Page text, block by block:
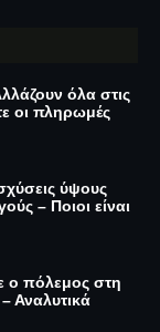
όλα στις
οι πληρωμές
ύψους
– Ποιοι είναι
ο πόλεμος στη
Αναλυτικά